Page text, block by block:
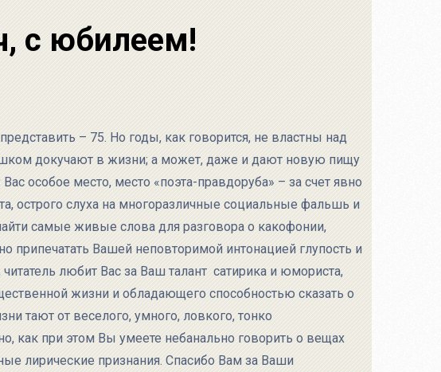
с юбилеем!
– 75. Но годы, как говорится, не властны над
докучают в жизни; а может, даже и дают новую пищу
особое место, место «поэта-правдоруба» – за счет явно
острого слуха на многоразличные социальные фальшь и
самые живые слова для разговора о какофонии,
припечатать Вашей неповторимой интонацией глупость и
любит Вас за Ваш талант сатирика и юмориста,
жизни и обладающего способностью сказать о
тают от веселого, умного, ловкого, тонко
как при этом Вы умеете небанально говорить о вещах
лирические признания. Спасибо Вам за Ваши